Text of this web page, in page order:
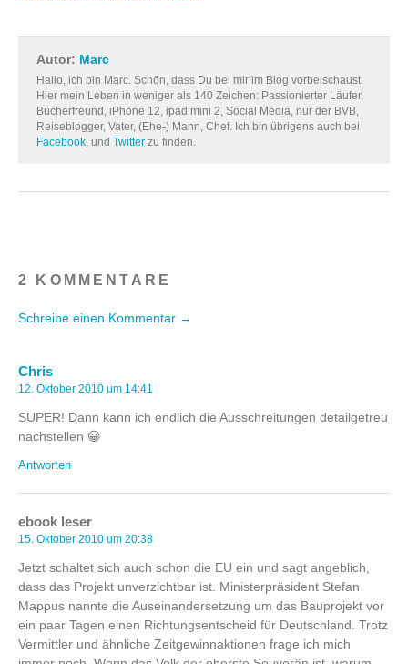
Autor: Marc
Hallo, ich bin Marc. Schön, dass Du bei mir im Blog vorbeischaust.
Hier mein Leben in weniger als 140 Zeichen: Passionierter Läufer,
Bücherfreund, iPhone 12, ipad mini 2, Social Media, nur der BVB,
Reiseblogger, Vater, (Ehe-) Mann, Chef. Ich bin übrigens auch bei
Facebook, und Twitter zu finden.
2 KOMMENTARE
Schreibe einen Kommentar →
Chris
12. Oktober 2010 um 14:41
SUPER! Dann kann ich endlich die Ausschreitungen detailgetreu
nachstellen 😀
Antworten
ebook leser
15. Oktober 2010 um 20:38
Jetzt schaltet sich auch schon die EU ein und sagt angeblich,
dass das Projekt unverzichtbar ist. Ministerpräsident Stefan
Mappus nannte die Auseinandersetzung um das Bauprojekt vor
ein paar Tagen einen Richtungsentscheid für Deutschland. Trotz
Vermittler und ähnliche Zeitgewinnaktionen frage ich mich